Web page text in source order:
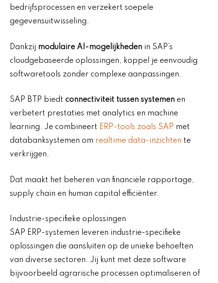
bedrijfsprocessen en verzekert soepele
gegevensuitwisseling.
Dankzij modulaire AI-mogelijkheden in SAP’s
cloudgebaseerde oplossingen, koppel je eenvoudig
softwaretools zonder complexe aanpassingen.
SAP BTP biedt connectiviteit tussen systemen en
verbetert prestaties met analytics en machine
learning. Je combineert ERP-tools zoals SAP met
databanksystemen om realtime data-inzichten te
verkrijgen.
Dat maakt het beheren van financiële rapportage,
supply chain en human capital efficiënter.
Industrie-specifieke oplossingen
SAP ERP-systemen leveren industrie-specifieke
oplossingen die aansluiten op de unieke behoeften
van diverse sectoren. Jij kunt met deze software
bijvoorbeeld agrarische processen optimaliseren of